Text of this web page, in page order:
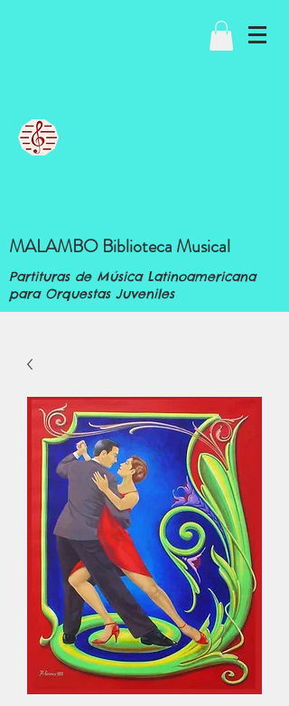
MALAMBO Biblioteca Musical
Partituras de Música Latinoamericana
para Orquestas Juveniles